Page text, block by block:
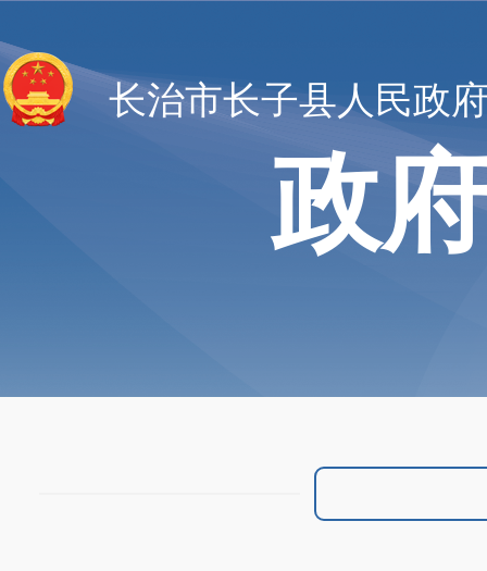
长治市长子县人民政
政